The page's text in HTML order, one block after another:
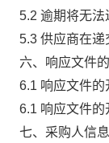
5.2 逾期将无法
5.3 供应商在
六、响应文件的
6.1 响应文件
6.1 响应文件
七、采购人信息